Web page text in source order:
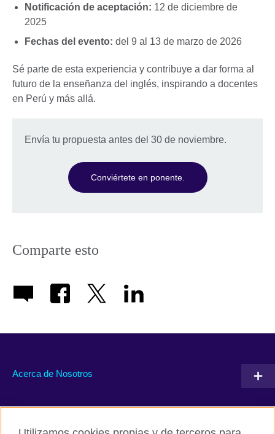
Notificación de aceptación: 12 de diciembre de
2025
Fechas del evento: del 9 al 13 de marzo de 2026
Sé parte de esta experiencia y contribuye a dar forma al
futuro de la enseñanza del inglés, inspirando a docentes
en Perú y más allá.
Envía tu propuesta antes del 30 de noviembre.
Conviértete en ponente.
Comparte esto
Acerca de Nosotros